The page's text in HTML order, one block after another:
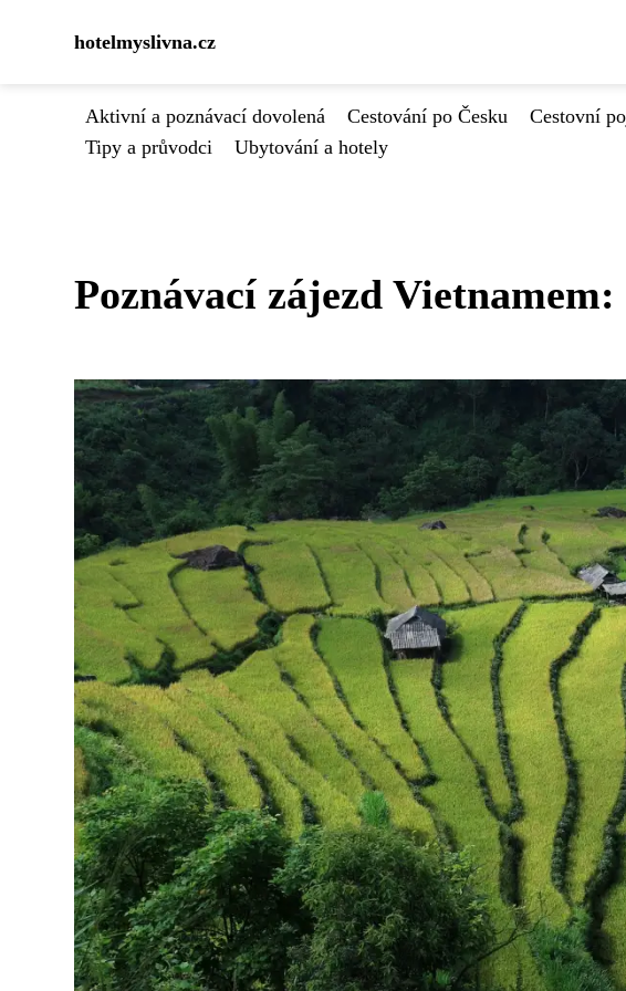
hotelmyslivna.cz
Aktivní a poznávací dovolená Cestování po Česku Cestovní
Tipy a průvodci
Ubytování a hotely
Poznávací zájezd Vietnamem: